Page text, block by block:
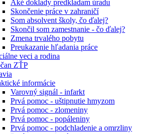
Aké doklady predkladam úradu
Skončenie práce v zahraničí
Som absolvent školy, čo ďalej?
Skončil som zamestnanie - čo ďalej?
Zmena trvalého pobytu
Preukazanie hľadania práce
veci a rodina
ZŤP
informácie
Varovný signál - infarkt
Prvá pomoc - uštipnutie hmyzom
Prvá pomoc - zlomeniny
Prvá pomoc - popáleniny
Prvá pomoc - podchladenie a omrzliny